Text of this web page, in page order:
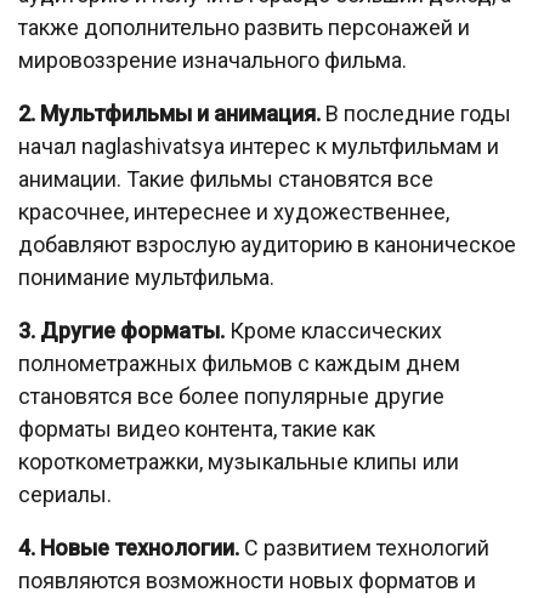
также дополнительно развить персонажей и
мировоззрение изначального фильма.
2. Мультфильмы и анимация. В последние годы
начал naglashivatsya интерес к мультфильмам и
анимации. Такие фильмы становятся все
красочнее, интереснее и художественнее,
добавляют взрослую аудиторию в каноническое
понимание мультфильма.
3. Другие форматы. Кроме классических
полнометражных фильмов с каждым днем
становятся все более популярные другие
форматы видео контента, такие как
короткометражки, музыкальные клипы или
сериалы.
4. Новые технологии. С развитием технологий
появляются возможности новых форматов и